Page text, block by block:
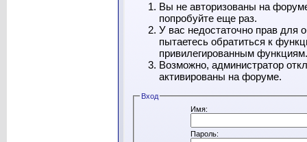
Вы не авторизованы на
попробуйте еще раз.
У вас недостаточно прав для
пытаетесь обратиться к
привилегированным функциям.
Возможно, администратор
активированы на форуме.
Вход
Имя:
Пароль: